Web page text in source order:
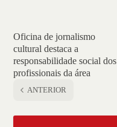
Oficina de jornalismo
cultural destaca a
responsabilidade social dos
profissionais da área
ANTERIOR